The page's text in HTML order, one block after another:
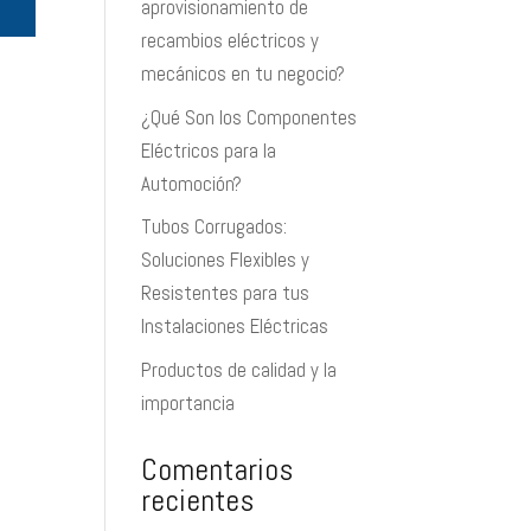
aprovisionamiento de
recambios eléctricos y
mecánicos en tu negocio?
¿Qué Son los Componentes
Eléctricos para la
Automoción?
Tubos Corrugados:
Soluciones Flexibles y
Resistentes para tus
Instalaciones Eléctricas
Productos de calidad y la
importancia
Comentarios
recientes